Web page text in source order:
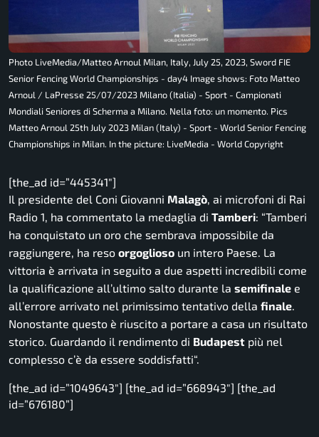
Photo LiveMedia/Matteo Arnoul Milan, Italy, July 25, 2023, Sword FIE
Senior Fencing World Championships - day4 Image shows: Foto Matteo
Arnoul / LaPresse 25/07/2023 Milano (Italia) - Sport - Campionati
Mondiali Seniores di Scherma a Milano. Nella foto: un momento. Pics
Matteo Arnoul 25th July 2023 Milan (Italy) - Sport - World Senior Fencing
Championships in Milan. In the picture: LiveMedia - World Copyright
[the_ad id=”445341″]
Il presidente del Coni Giovanni Malagò, ai microfoni di Rai
Radio 1, ha commentato la medaglia di Tamberi: “Tamberi
ha conquistato un oro che sembrava impossibile da
raggiungere, ha reso orgoglioso un intero Paese. La
vittoria è arrivata in seguito a due aspetti incredibili come
la qualificazione all’ultimo salto durante la semifinale e
all’errore arrivato nel primissimo tentativo della finale.
Nonostante questo è riuscito a portare a casa un risultato
storico. Guardando il rendimento di Budapest più nel
complesso c’è da essere soddisfatti“.
[the_ad id=”1049643″] [the_ad id=”668943″] [the_ad
id=”676180”]